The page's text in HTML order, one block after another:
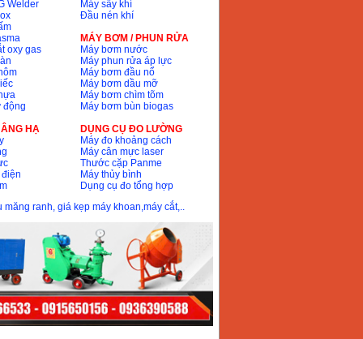
Welder
oxy gas
động
HẠ
Máy sấy khí
Đầu nén khí
MÁY BƠM / PHUN RỬA
Máy bơm nước
Máy phun rửa áp lực
Máy bơm đầu nổ
Máy bơm dầu mỡ
Máy bơm chìm tõm
Máy bơm bùn biogas
DỤNG CỤ ĐO LƯỜNG
Máy đo khoảng cách
Máy cân mực laser
Thước cặp Panme
Máy thủy bình
Dụng cụ đo tổng hợp
măng ranh, giá kẹp máy khoan,máy cắt,..